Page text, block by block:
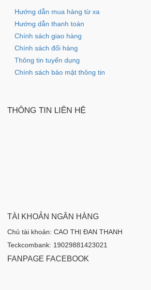
Hướng dẫn mua hàng từ xa
Hướng dẫn thanh toán
Chính sách giao hàng
Chính sách đổi hàng
Thông tin tuyển dụng
Chính sách bảo mật thông tin
THÔNG TIN LIÊN HỆ
TÀI KHOẢN NGÂN HÀNG
Chủ tài khoản: CAO THỊ ĐAN THANH
Teckcombank: 19029881423021
FANPAGE FACEBOOK